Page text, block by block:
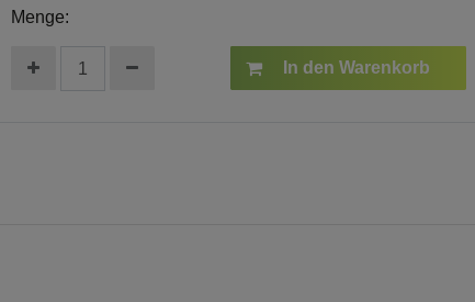
Menge:
In den Warenkorb